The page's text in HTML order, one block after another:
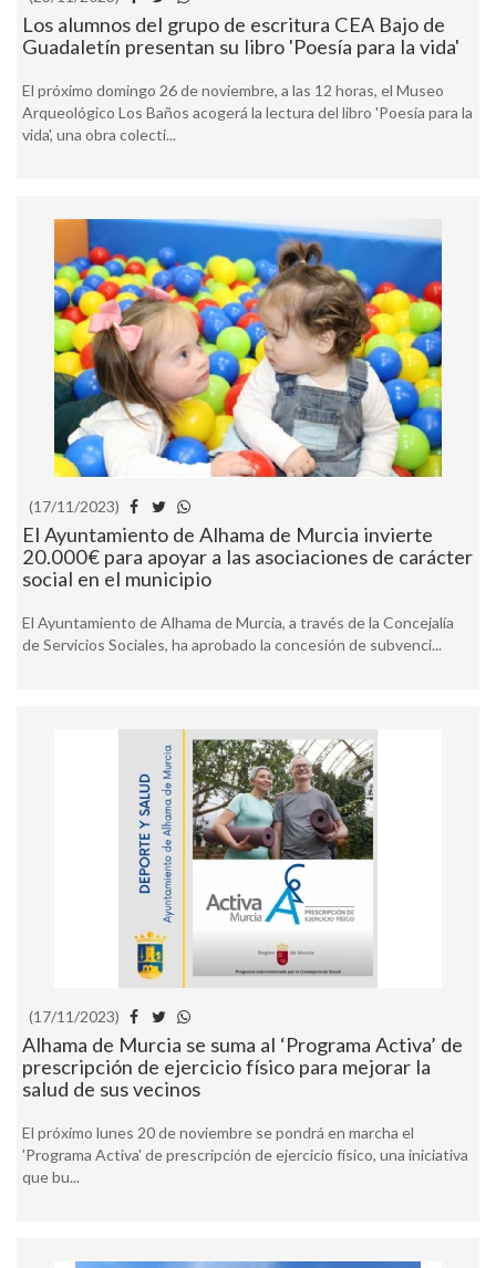
Los alumnos del grupo de escritura CEA Bajo de
Guadaletín presentan su libro 'Poesía para la vida'
El próximo domingo 26 de noviembre, a las 12 horas, el Museo
Arqueológico Los Baños acogerá la lectura del libro 'Poesía para la
vida', una obra colecti...
(17/11/2023)
El Ayuntamiento de Alhama de Murcia invierte
20.000€ para apoyar a las asociaciones de carácter
social en el municipio
El Ayuntamiento de Alhama de Murcia, a través de la Concejalía
de Servicios Sociales, ha aprobado la concesión de subvenci...
(17/11/2023)
Alhama de Murcia se suma al ‘Programa Activa’ de
prescripción de ejercicio físico para mejorar la
salud de sus vecinos
El próximo lunes 20 de noviembre se pondrá en marcha el
'Programa Activa' de prescripción de ejercicio físico, una iniciativa
que bu...